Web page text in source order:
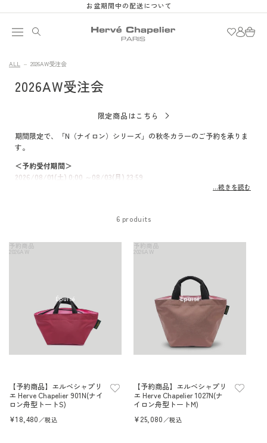
passer
contenu
お盆期間中の配送について
Connexion
Panier
ALL 2026AW受注会
C
l
l
e
i
2026AW受注会
限定商品はこちら
期間限定で、「N（ナイロン）シリーズ」の秋冬カラーのご予約を承りま
す。
＜予約受付期間＞
2026/08/01(土) 0:00 ～08/03(月) 23:59
...続きを読む
6 produits
Épuisé
予約商品
2026AW
【予約商品】エルベシャプリ
エ Herve Chapelier 901N(ナイ
ロン舟型トートS)
Prix
¥18,480 ／税込
Épuisé
予約商品
2026AW
【予約商品】エルベシャプリ
エ Herve Chapelier 1027N(ナ
イロン舟型トートM)
Prix
¥25,080 ／税込